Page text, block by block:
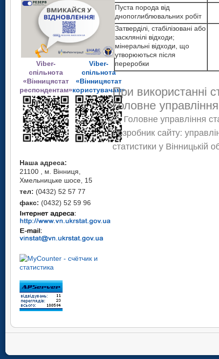
Viber-
спільнота
«Вінницястат
респондентам»
Viber-
спільнота
«Вінницястат
користувачам»
Наша адреса:
21100 , м. Вінниця,
Хмельницьке шосе, 15
тел: (0432) 52 57 77
факс: (0432) 52 59 96
Пуста порода від
днопоглиблювальних робіт
Затверділі, стабілізовані або
засклянілі відходи;
мінеральні відходи, що
утворюються після
переробки
При використанні
Головне
© Головне управління
Розробник сайту:
статистики у Вінницькій